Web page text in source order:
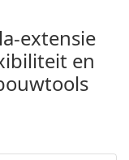
extensie
en